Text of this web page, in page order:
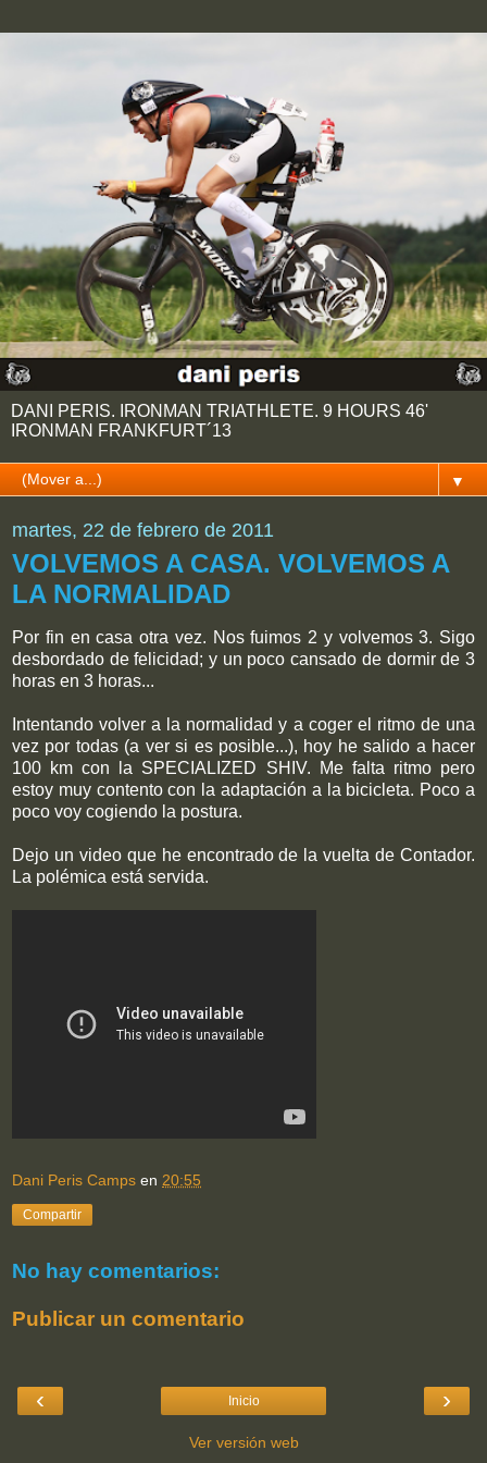
DANI PERIS. IRONMAN TRIATHLETE. 9 HOURS 46'
IRONMAN FRANKFURT´13
▼
martes, 22 de febrero de 2011
VOLVEMOS A CASA. VOLVEMOS A
LA NORMALIDAD
Por fin en casa otra vez. Nos fuimos 2 y volvemos 3. Sigo
desbordado de felicidad; y un poco cansado de dormir de 3
horas en 3 horas...
Intentando volver a la normalidad y a coger el ritmo de una
vez por todas (a ver si es posible...), hoy he salido a hacer
100 km con la SPECIALIZED SHIV. Me falta ritmo pero
estoy muy contento con la adaptación a la bicicleta. Poco a
poco voy cogiendo la postura.
Dejo un video que he encontrado de la vuelta de Contador.
La polémica está servida.
Dani Peris Camps en 20:55
Compartir
No hay comentarios:
Publicar un comentario
‹ ›
Inicio
Ver versión web